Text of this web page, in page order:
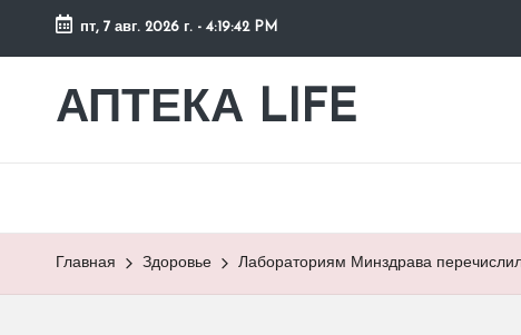
Перейти
содержимому
пт, 7 авг. 2026 г. - 4:19:43 PM
АПТЕКА LIFE
сайт
Главная Здоровье Лабораториям Минздрава